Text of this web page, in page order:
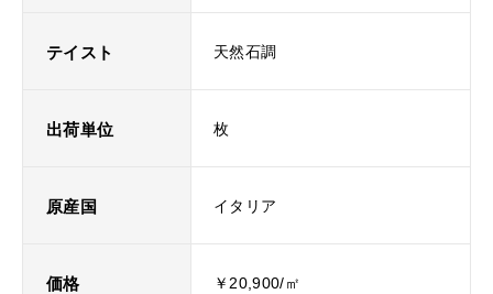
テイスト 天然石調
出荷単位 枚
原産国 イタリア
価格 ￥20,900/㎡